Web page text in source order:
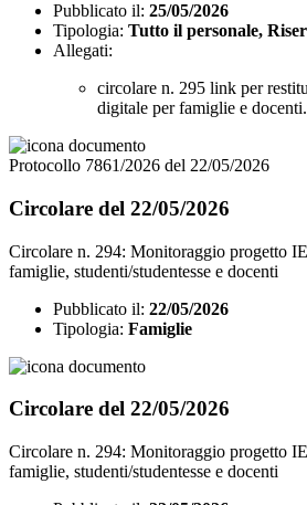
Pubblicato il: 25/05/2026
Tipologia: Tutto il personale,
Allegati:
circolare n. 295 link per
digitale per famiglie e
Protocollo 7861/2026 del 22/05/2026
Circolare del 22/05/2026
Circolare n. 294: Monitoraggio progetto
famiglie, studenti/studentesse e docenti
Pubblicato il: 22/05/2026
Tipologia: Famiglie
Circolare del 22/05/2026
Circolare n. 294: Monitoraggio progetto
famiglie, studenti/studentesse e docenti